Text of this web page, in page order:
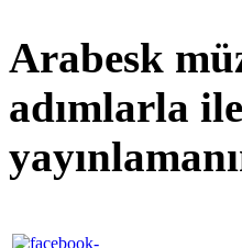
Arabesk
adımlarla